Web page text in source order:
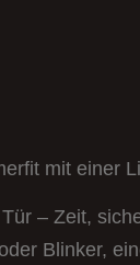
mit einer
– Zeit,
Blinker,